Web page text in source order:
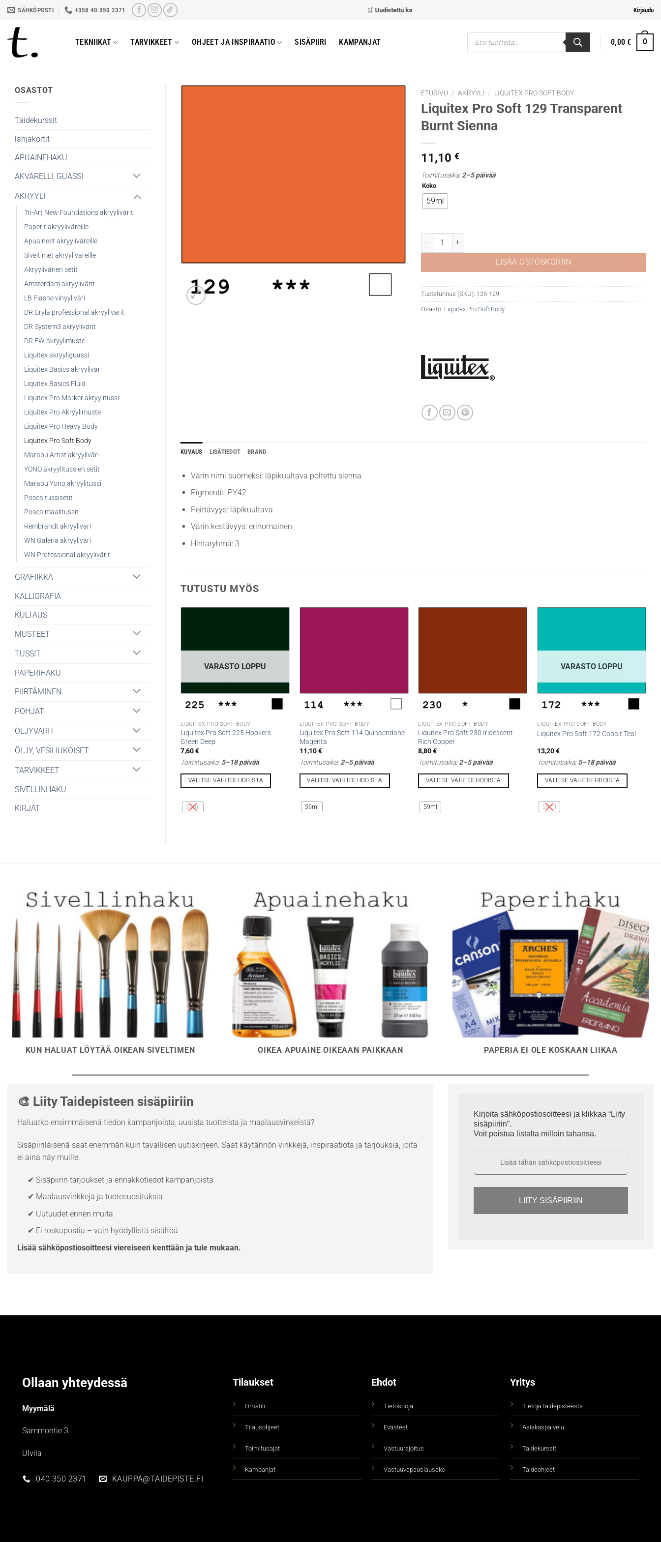
Skip
content
SÄHKÖPOSTI +358 40 350 2371 Uudistettu kassa– nopeampi ja helpompi maksaminen Kirjaudu
TEKNIIKAT TARVIKKEET OHJEET JA INSPIRAATIO SISÄPIIRI KAMPANJAT
Products
search
0,00€ 0
OSASTOT
Taidekurssit
lahjakortit
APUAINEHAKU
AKVARELLI, GUASSI
AKRYYLI
Tri-Art New Foundations akryylivärit
Paperit akryyliväreille
Apuaineet akryyliväreille
Siveltimet akryyliväreille
Akryylivärien setit
Amsterdam akryylivärit
LB Flashe vinyyliväri
DR Cryla professional akryylivärit
DR System3 akryylivärit
DR FW akryylimuste
Liquitex akryyliguassi
Liquitex Basics akryyliväri
Liquitex Basics Fluid
Liquitex Pro Marker akryylitussi
Liquitex Pro Akryylimuste
Liquitex Pro Heavy Body
Liquitex Pro Soft Body
Marabu Artist akryyliväri
YONO akryylitussien setit
Marabu Yono akryylitussi
Posca tussisetit
Posca maalitussit
Rembrandt akryyliväri
WN Galeria akryyliväri
WN Professional akryylivärit
GRAFIIKKA
KALLIGRAFIA
KULTAUS
MUSTEET
TUSSIT
PAPERIHAKU
PIIRTÄMINEN
POHJAT
ÖLJYVÄRIT
ÖLJY, VESILIUKOISET
TARVIKKEET
SIVELLINHAKU
KIRJAT
ETUSIVU / AKRYYLI / LIQUITEX PRO SOFT BODY
Liquitex Pro Soft 129 Transparent
Burnt Sienna
11,10 €
Toimitusaika:2–5 päivää
Koko
59ml
Liquitex Pro Soft 129 Transparent Burnt Sienna määrä
LISÄÄ OSTOSKORIIN
Tuotetunnus (SKU): 125-129
Osasto: Liquitex Pro Soft Body
KUVAUS LISÄTIEDOT BRAND
Värin nimi suomeksi: läpikuultava poltettu sienna
Pigmentit: PY42
Peittävyys: läpikuultava
Värin kestävyys: erinomainen
Hintaryhmä: 3
TUTUSTU MYÖS
VARASTO LOPPU
LIQUITEX PRO SOFT BODY
Liquitex Pro Soft 225 Hookers
Green Deep
7,60€
Toimitusaika:5–18 päivää
VALITSE VAIHTOEHDOISTA
tuotteella
sivulla.
59ml
LIQUITEX PRO SOFT BODY
Liquitex Pro Soft 114 Quinacridone
Magenta
11,10€
Toimitusaika:2–5 päivää
VALITSE VAIHTOEHDOISTA
tuotteella
sivulla.
59ml
LIQUITEX PRO SOFT BODY
Liquitex Pro Soft 230 Iridescent
Rich Copper
8,80€
Toimitusaika:2–5 päivää
VALITSE VAIHTOEHDOISTA
tuotteella
59ml
VARASTO LOPPU
LIQUITEX PRO SOFT BODY
Liquitex Pro Soft 172 Cobalt Teal
13,20€
Toimitusaika:5–18 päivää
VALITSE VAIHTOEHDOISTA
tuotteella
sivulla.
59ml
KUN HALUAT LÖYTÄÄ OIKEAN SIVELTIMEN OIKEA APUAINE OIKEAAN PAIKKAAN PAPERIA EI OLE KOSKAAN LIIKAA
🎨 Liity Taidepisteen sisäpiiriin
Haluatko ensimmäisenä tiedon kampanjoista, uusista tuotteista ja maalausvinkeistä?
Sisäpiiriläisenä saat enemmän kuin tavallisen uutiskirjeen. Saat käytännön vinkkejä, inspiraatiota ja tarjouksia, joita
ei aina näy muille.
✔ Sisäpiirin tarjoukset ja ennakkotiedot kampanjoista
✔ Maalausvinkkejä ja tuotesuosituksia
✔ Uutuudet ennen muita
✔ Ei roskapostia – vain hyödyllistä sisältöä
Lisää sähköpostiosoitteesi viereiseen kenttään ja tule mukaan.
Kirjoita sähköpostiosoitteesi ja klikkaa “Liity
sisäpiiriin”.
Voit poistua listalta milloin tahansa.
LIITY SISÄPIIRIIN
Ollaan yhteydessä
Myymälä
Sammontie 3
Ulvila
040 350 2371 KAUPPA@TAIDEPISTE.FI
Tilaukset
Omatili
Tilausohjeet
Toimitusajat
Kampanjat
Ehdot
Tietosuoja
Evästeet
Vastuurajoitus
Vastuuvapauslauseke
Yritys
Tietoja taidepisteestä
Asiakaspalvelu
Taidekurssit
Taideohjeet